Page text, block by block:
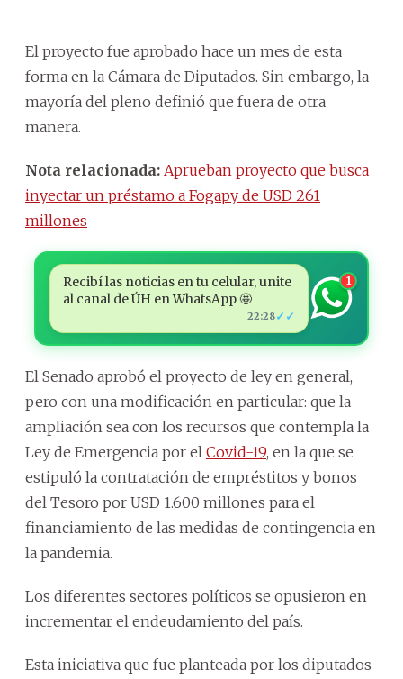
El proyecto fue aprobado hace un mes de esta
forma en la Cámara de Diputados. Sin embargo, la
mayoría del pleno definió que fuera de otra
manera.
Nota relacionada: Aprueban proyecto que busca
inyectar un préstamo a Fogapy de USD 261
millones
Recibí las noticias en tu celular, unite
al canal de ÚH en WhatsApp 🤩
22:28✓✓
1
El Senado aprobó el proyecto de ley en general,
pero con una modificación en particular: que la
ampliación sea con los recursos que contempla la
Ley de Emergencia por el Covid-19, en la que se
estipuló la contratación de empréstitos y bonos
del Tesoro por USD 1.600 millones para el
financiamiento de las medidas de contingencia en
la pandemia.
Los diferentes sectores políticos se opusieron en
incrementar el endeudamiento del país.
Esta iniciativa que fue planteada por los diputados